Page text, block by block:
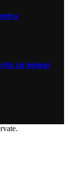
să delegi